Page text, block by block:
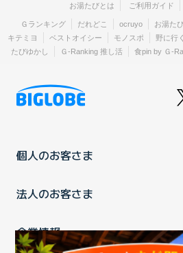
お湯たびとは ご利用ガイド
Ｇランキング だれどこ ocruyo お湯た
キテミヨ
ベストオイシー モノスポ 野に行
たびゆかし
Ｇ-Ranking 推し活 食pin by Ｇ-
個人のお客さま
法人のお客さま
企業情報